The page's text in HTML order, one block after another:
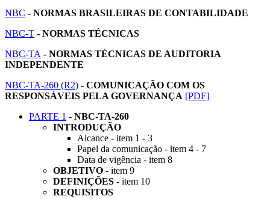
NBC - NORMAS BRASILEIRAS DE CONTABILIDADE
NBC-T - NORMAS TÉCNICAS
NBC-TA - NORMAS TÉCNICAS DE AUDITORIA
INDEPENDENTE
NBC-TA-260 (R2) - COMUNICAÇÃO COM OS
RESPONSÁVEIS PELA GOVERNANÇA [PDF]
PARTE 1 - NBC-TA-260
INTRODUÇÃO
Alcance - item 1 - 3
Papel da comunicação - item 4 - 7
Data de vigência - item 8
OBJETIVO - item 9
DEFINIÇÕES - item 10
REQUISITOS